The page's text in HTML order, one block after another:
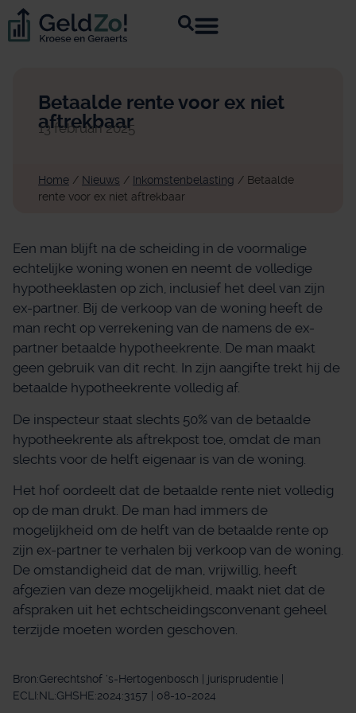
Betaalde rente voor ex niet
aftrekbaar
13 februari 2025
Home / Nieuws / Inkomstenbelasting / Betaalde
rente voor ex niet aftrekbaar
Een man blijft na de scheiding in de voormalige
echtelijke woning wonen en neemt de volledige
hypotheeklasten op zich, inclusief het deel van zijn
ex-partner. Bij de verkoop van de woning heeft de
man recht op verrekening van de namens de ex-
partner betaalde hypotheekrente. De man maakt
geen gebruik van dit recht. In zijn aangifte trekt hij de
betaalde hypotheekrente volledig af.
De inspecteur staat slechts 50% van de betaalde
hypotheekrente als aftrekpost toe, omdat de man
slechts voor de helft eigenaar is van de woning.
Het hof oordeelt dat de betaalde rente niet volledig
op de man drukt. De man had immers de
mogelijkheid om de helft van de betaalde rente op
zijn ex-partner te verhalen bij verkoop van de woning.
De omstandigheid dat de man, vrijwillig, heeft
afgezien van deze mogelijkheid, maakt niet dat de
afspraken uit het echtscheidingsconvenant geheel
terzijde moeten worden geschoven.
Bron:Gerechtshof ‘s-Hertogenbosch | jurisprudentie |
ECLI:NL:GHSHE:2024:3157 | 08-10-2024